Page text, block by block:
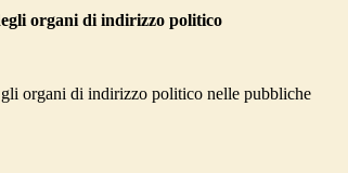
organi di indirizzo politico
organi di indirizzo politico nelle pubbliche